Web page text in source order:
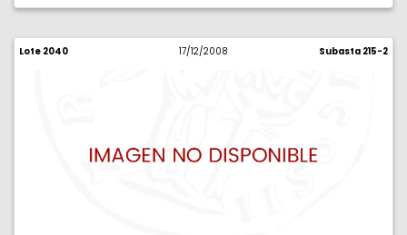
Lote 2040 17/12/2008 Subasta 215-2